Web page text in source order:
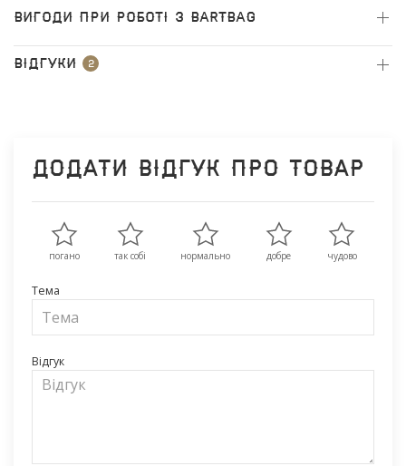
ВИГОДИ ПРИ РОБОТІ З BARTBAG
Відгуки 2
Додати відгук про товар
погано так собі нормально добре чудово
Тема
Відгук